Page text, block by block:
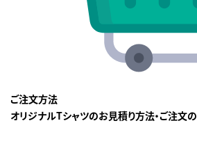
ご注文方法
オリジナルTシャツのお見積り方法・ご注文